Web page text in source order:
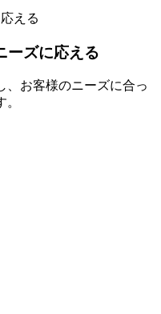
ーズに応える
、お客様のニーズに合っ